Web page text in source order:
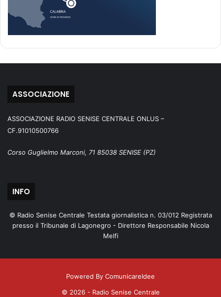
ASSOCIAZIONE
ASSOCIAZIONE RADIO SENISE CENTRALE ONLUS –
CF.91010500766
Corso Guglielmo Marconi, 71 85038 SENISE (PZ)
INFO
© Radio Senise Centrale Testata giornalistica n. 03/012 Registrata
presso il Tribunale di Lagonegro - Direttore Responsabile Nicola
Melfi
Powered By ComunicareIdee
© 2026 - Radio Senise Centrale